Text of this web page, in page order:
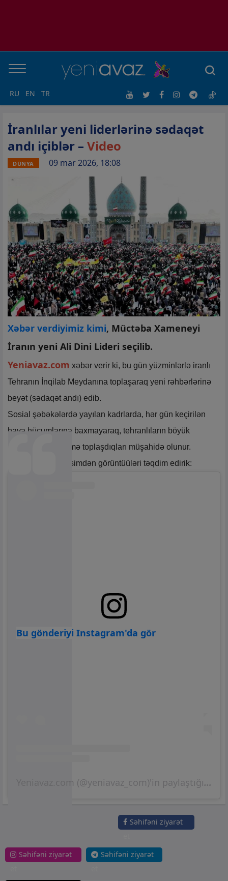
RU EN TR
İranlılar yeni liderlərinə sədaqət
andı içiblər – Video
DÜNYA 09 mar 2026, 18:08
Xəbər verdiyimiz kimi, Müctəba Xameneyi
İranın yeni Ali Dini Lideri seçilib.
Yeniavaz.com xəbər verir ki, bu gün yüzminlərlə iranlı
Tehranın İnqilab Meydanına toplaşaraq yeni rəhbərlərinə
beyət (sədaqət andı) edib.
Sosial şəbəkələrdə yayılan kadrlarda, hər gün keçirilən
hava hücumlarına baxmayaraq, tehranlıların böyük
izdihamla mərasimə toplaşdıqları müşahidə olunur.
Sözügedən mərasimdən görüntüüləri təqdim edirik:
Bu gönderiyi Instagram'da gör
Yeniavaz.com (@yeniavaz_com)'in paylaştığı bir gönderi
Səhifəni ziyarət
Səhifəni ziyarət
Səhifəni ziyarət